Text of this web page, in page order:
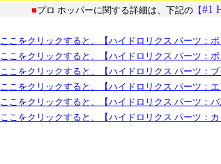
■プロ ホッパーに関する詳細は、下記の 【#1
ここをクリックすると、 【ハイドロリクス パーツ：ポ
ここをクリックすると、 【ハイドロリクス パーツ：ポ
ここをクリックすると、 【ハイドロリクス パーツ：ブ
ここをクリックすると、 【ハイドロリクス パーツ：
ここをクリックすると、 【ハイドロリクス パーツ：
ここをクリックすると、 【ハイドロリクス パーツ：